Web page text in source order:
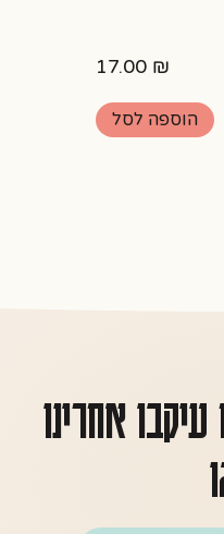
17.00 ₪
הוספה לסל
אחרינו